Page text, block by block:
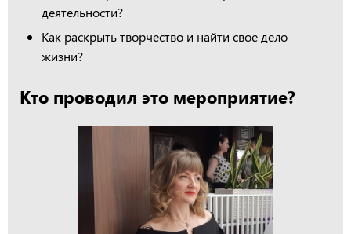
деятельности?
Как раскрыть творчество и найти свое дело
жизни?
Кто проводил это мероприятие?